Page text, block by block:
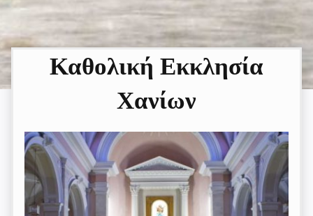
Καθολική Εκκλησία
Χανίων